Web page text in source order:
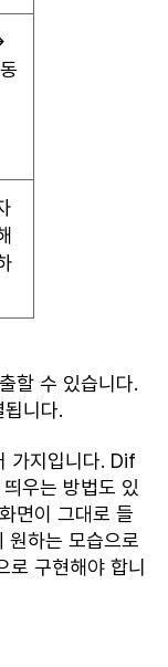
할 수 있습니다.
니다.
가지입니다. Dif
우는 방법도 있
면이 그대로 들
원하는 모습으로
로 구현해야 합니